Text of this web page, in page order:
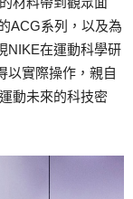
ACG系列，以及為
NIKE在運動科學研
以實際操作，親自
動未來的科技密